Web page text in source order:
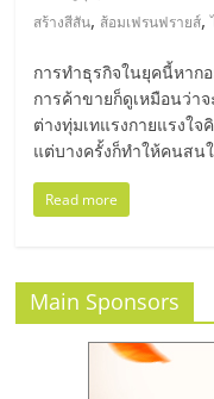
มอี
ไทย,
SMEs,
แฟ
รน
ไชส์,
สร้างสีสัน, ส้อมเฟรนฟรายส์,
การทำธุรกิจในยุคนี้หาก
การค้าขายก็ดูเหมือนว่า
ต่างทุ่มเทแรงกายแรงใ
แต่บางครั้งก็ทำให้คนสน
Read more
Main Sponsors